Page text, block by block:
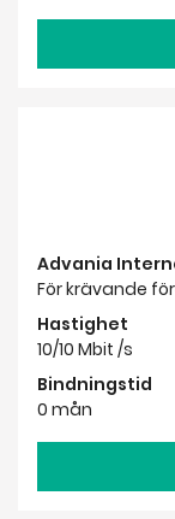
Advania
För krävande
Hastighet
10/10 Mbit /s
Bindningstid
0 mån